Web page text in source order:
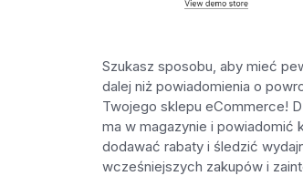
Szukasz sposobu, aby mieć
dalej niż powiadomienia o
Twojego sklepu eCommerce!
ma w magazynie i
dodawać rabaty i śledzić
wcześniejszych zakupów i